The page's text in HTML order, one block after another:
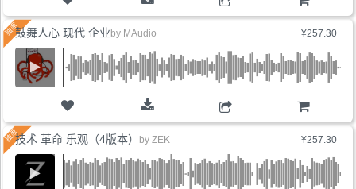
购物车
¥257.30
购物车
鼓舞人心 现代 企业 by MAudio
¥257.30
技术 革命 乐观（4版本） by ZEK